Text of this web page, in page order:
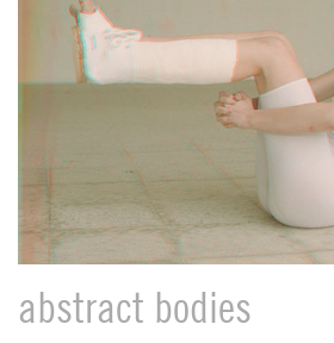
abstract bodies